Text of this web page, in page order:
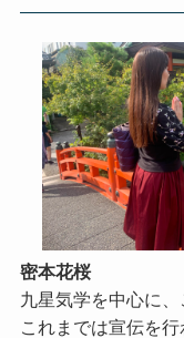
密本花桜
九星気学を中心に、
これまでは宣伝を